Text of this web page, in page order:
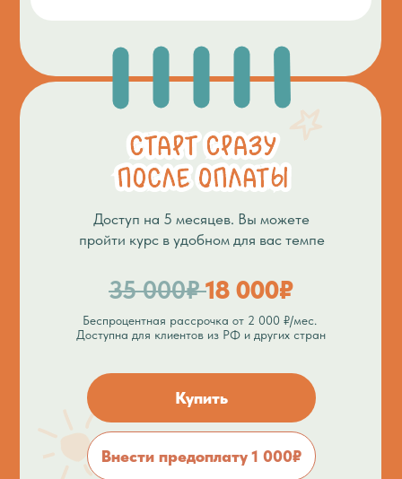
Внести предоплату 1 000₽
Купить
Доступ на 5 месяцев. Вы можете
пройти курс в удобном для вас темпе
Беспроцентная рассрочка от 2 000 ₽/мес.
Доступна для клиентов из РФ и других стран
35 000₽18 000₽